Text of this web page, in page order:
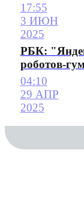
17:55
3 ИЮН
2025
РБК:
роботов-
04:10
29 АПР
2025